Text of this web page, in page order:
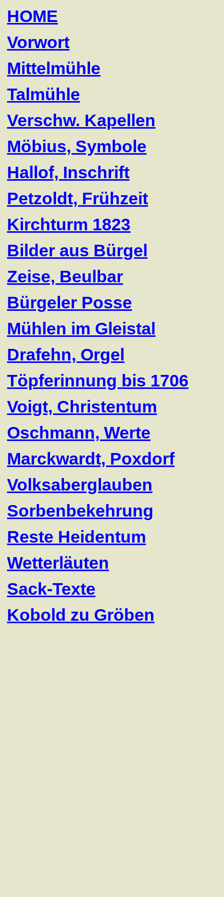
HOME
Vorwort
Mittelmühle
Talmühle
Verschw. Kapellen
Möbius, Symbole
Hallof, Inschrift
Petzoldt, Frühzeit
Kirchturm 1823
Bilder aus Bürgel
Zeise, Beulbar
Bürgeler Posse
Mühlen im Gleistal
Drafehn, Orgel
Töpferinnung bis 1706
Voigt, Christentum
Oschmann, Werte
Marckwardt, Poxdorf
Volksaberglauben
Sorbenbekehrung
Reste Heidentum
Wetterläuten
Sack-Texte
Kobold zu Gröben